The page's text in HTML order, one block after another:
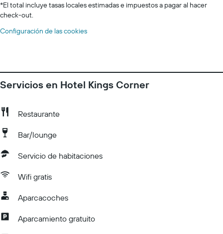
*El total incluye tasas locales estimadas e impuestos a pagar al hacer
check-out.
Configuración de las cookies
Servicios en Hotel Kings Corner
Restaurante
Bar/lounge
Servicio de habitaciones
Wifi gratis
Aparcacoches
Aparcamiento gratuito